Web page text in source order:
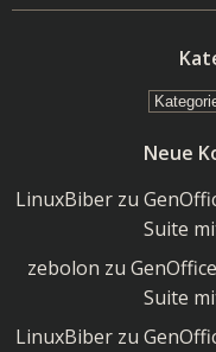
Wiki
Neue
LinuxBiberzu
Suite
zebolon zu
Suite
LinuxBiberzu